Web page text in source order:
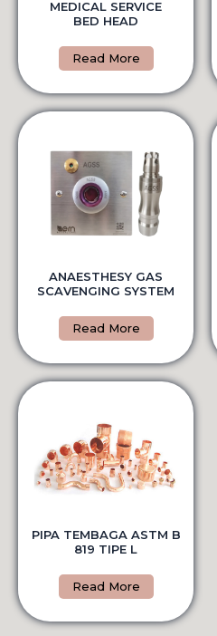
MEDICAL SERVICE
BED HEAD
Read More
ANAESTHESY GAS
SCAVENGING SYSTEM
Read More
PIPA TEMBAGA ASTM B
819 TIPE L
Read More